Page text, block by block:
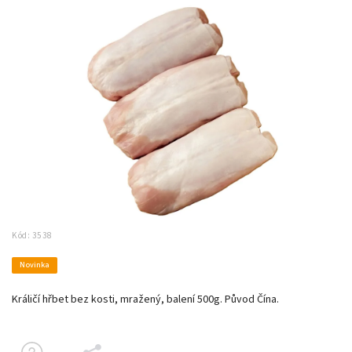
Kód: 3538
Novinka
Králičí hřbet bez kosti, mražený, balení 500g. Původ Čína.